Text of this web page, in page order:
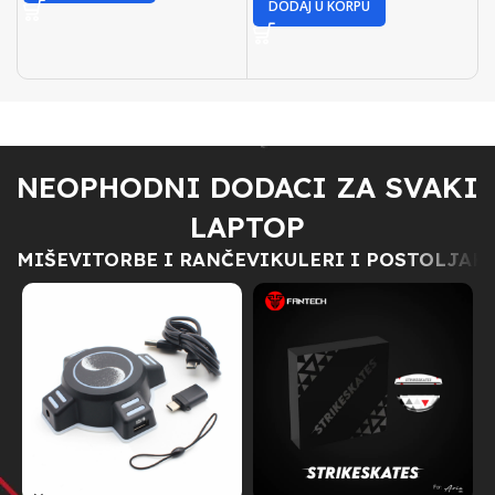
DODAJ U KORPU
NEOPHODNI DODACI ZA SVAKI
LAPTOP
MIŠEVITORBE I RANČEVIKULERI I POSTOLJA